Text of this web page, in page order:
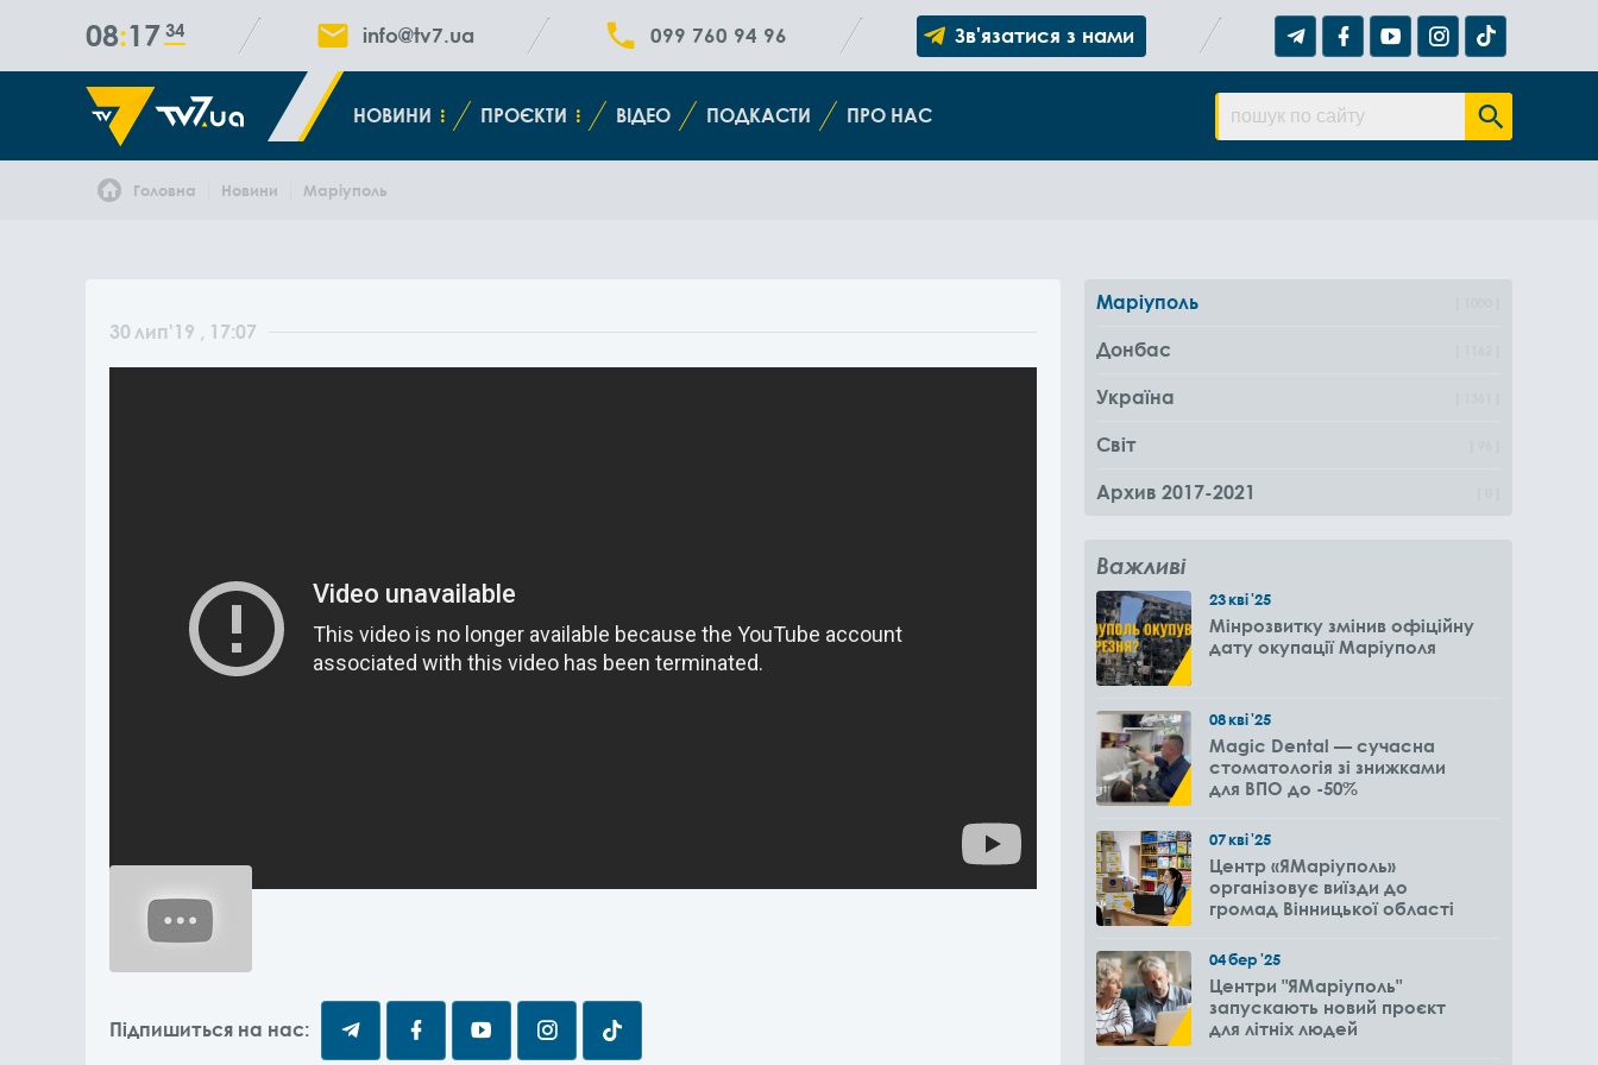
08 17 35 info@tv7.ua 099 760 94 96 Зв'язатися з нами
НОВИНИ ПРОЄКТИ ВІДЕО ПОДКАСТИ ПРО НАС
Головна Новини Маріуполь
30 лип'19 , 17:07
Підпишиться на нас:
Маріуполь
Донбас
Україна
Світ
Архив 2017-2021
Важливі
23кві'25
Мінрозвитку змінив офіційну
дату окупації Маріуполя
08кві'25
Magic Dental — сучасна
стоматологія зі знижками
для ВПО до -50%
07кві'25
Центр «ЯМаріуполь»
організовує виїзди до
громад Вінницької області
04бер'25
Центри "ЯМаріуполь"
запускають новий проєкт
для літніх людей